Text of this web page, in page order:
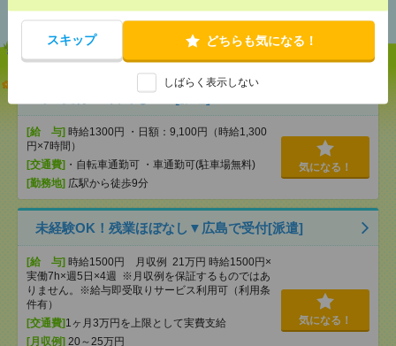
スキップ どちらも気になる！
しばらく表示しない
【単発】呉市広／8月22日・23日＊自動車ディーラー
[給 与] 時給1300円 ・日額：9,100円（時給1,300
円×7時間）
[交通費] ・自転車通勤可 ・車通勤可(駐車場無料)
[勤務地] 広駅から徒歩9分
気になる！
未経験OK！残業ほぼなし▼広島で受付[派遣]
[給 与] 時給1500円 月収例 21万円 時給1500円×
実働7h×週5日×4週 ※月収例を保証するものではあ
りません。※給与即受取りサービス利用可（利用条
件有）
[交通費]1ヶ月3万円を上限として実費支給
[月収例] 20～25万円
気になる！